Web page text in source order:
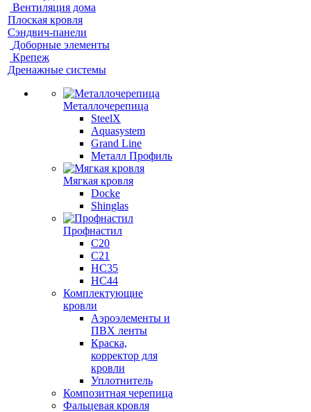
Вентиляция дома
Плоская кровля
Сэндвич-панели
Доборные элементы
Крепеж
Дренажные системы
Металлочерепица
SteelX
Aquasystem
Grand Line
Металл Профиль
Мягкая кровля
Docke
Shinglas
Профнастил
C20
C21
НС35
НС44
Комплектующие
кровли
Аэроэлементы и
ПВХ ленты
Краска,
корректор для
кровли
Уплотнитель
Композитная черепица
Фальцевая кровля